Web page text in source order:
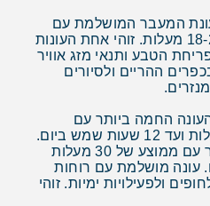
המעבר המושלמת עם
טמפרטורות נעימות של 18-25 מעלות. זוהי אחת העונות
הטבע ותנאי מזג אוויר
ההריים ולסיורים
החמה ביותר עם
טמפרטורות של 25-32 מעלות ועד 12 שעות שמש ביום.
יולי הוא החודש החם ביותר עם ממוצע של 30 מעלות
עונה מושלמת עם רוחות
ולפעילויות ימיות. זוהי